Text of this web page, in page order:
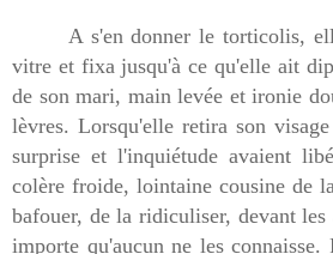
A s'en donner le torticolis, elle
vitre et fixa jusqu'à ce qu'elle ait
de son mari, main levée et ironie
lèvres. Lorsqu'elle retira son
surprise et l'inquiétude avaient
colère froide, lointaine cousine de
bafouer, de la ridiculiser, devant les
importe qu'aucun ne les